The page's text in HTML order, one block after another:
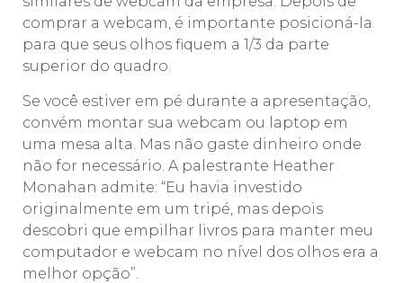
comprar a webcam, é importante posicioná-la
para que seus olhos fiquem a 1/3 da parte
superior do quadro.
Se você estiver em pé durante a apresentação,
convém montar sua webcam ou laptop em
uma mesa alta. Mas não gaste dinheiro onde
não for necessário. A palestrante Heather
Monahan admite: “Eu havia investido
originalmente em um tripé, mas depois
descobri que empilhar livros para manter meu
computador e webcam no nível dos olhos era a
melhor opção”.